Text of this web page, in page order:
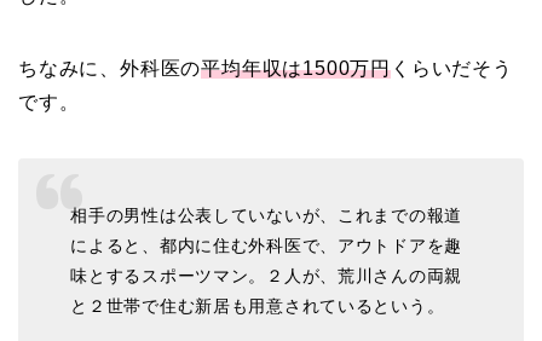
ちなみに、外科医の平均年収は1500万円 くらいだそう
です。
相手の男性は公表していないが、これまでの報道
によると、都内に住む外科医で、アウトドアを趣
味とするスポーツマン。２人が、荒川さんの両親
と２世帯で住む新居も用意されているという。